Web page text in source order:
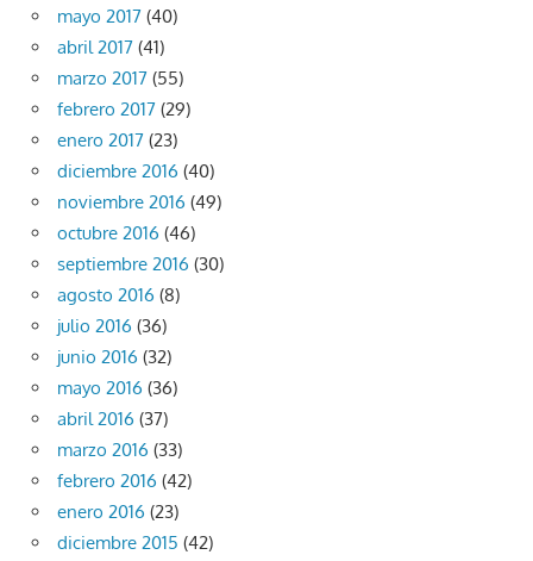
mayo 2017 (40)
abril 2017 (41)
marzo 2017 (55)
febrero 2017 (29)
enero 2017 (23)
diciembre 2016 (40)
noviembre 2016 (49)
octubre 2016 (46)
septiembre 2016 (30)
agosto 2016 (8)
julio 2016 (36)
junio 2016 (32)
mayo 2016 (36)
abril 2016 (37)
marzo 2016 (33)
febrero 2016 (42)
enero 2016 (23)
diciembre 2015 (42)